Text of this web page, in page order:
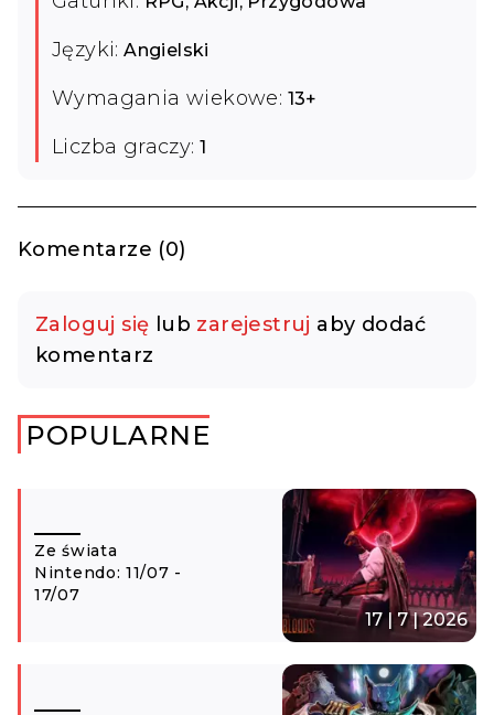
Języki: Angielski
Wymagania wiekowe: 13+
Liczba graczy: 1
Komentarze (0)
Zaloguj się lub zarejestruj aby dodać
komentarz
POPULARNE
Ze świata
Nintendo: 11/07 -
17/07
17 | 7 | 2026